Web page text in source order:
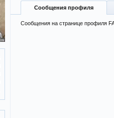
Сообщения профиля
Сообщения на странице профиля